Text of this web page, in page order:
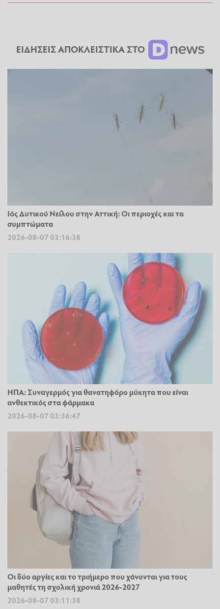
ΕΙΔΗΣΕΙΣ ΑΠΟΚΛΕΙΣΤΙΚΑ ΣΤΟ
Ιός Δυτικού Νείλου στην Αττική: Οι περιοχές και τα
συμπτώματα
2026-08-07 03:16:38
ΗΠΑ: Συναγερμός για θανατηφόρο μύκητα που είναι
ανθεκτικός στα φάρμακα
2026-08-07 03:36:47
Οι δύο αργίες και το τριήμερο που χάνονται για τους
μαθητές τη σχολική χρονιά 2026-2027
2026-08-07 03:11:38